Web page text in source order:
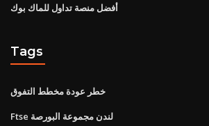
أفضل منصة تداول للماك بوك
Tags
خطر عودة مخطط التفوق
Ftse لندن مجموعة البورصة